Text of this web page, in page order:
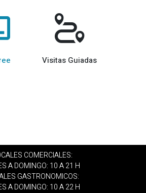
Visitas Guiadas
COMERCIALES:
A DOMINGO: 10 A 21 H
GASTRONOMICOS:
A DOMINGO: 10 A 22 H